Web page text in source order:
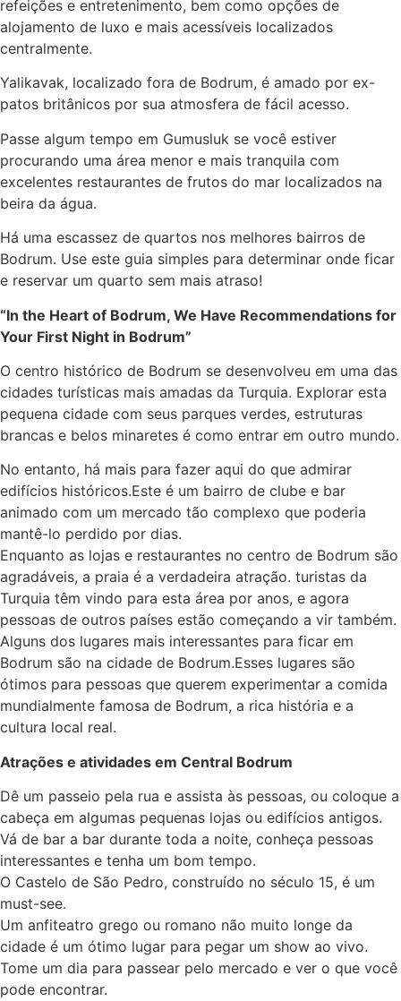
refeições e entretenimento, bem como opções de
alojamento de luxo e mais acessíveis localizados
centralmente.
Yalikavak, localizado fora de Bodrum, é amado por ex-
patos britânicos por sua atmosfera de fácil acesso.
Passe algum tempo em Gumusluk se você estiver
procurando uma área menor e mais tranquila com
excelentes restaurantes de frutos do mar localizados na
beira da água.
Há uma escassez de quartos nos melhores bairros de
Bodrum. Use este guia simples para determinar onde ficar
e reservar um quarto sem mais atraso!
“In the Heart of Bodrum, We Have Recommendations for
Your First Night in Bodrum”
O centro histórico de Bodrum se desenvolveu em uma das
cidades turísticas mais amadas da Turquia. Explorar esta
pequena cidade com seus parques verdes, estruturas
brancas e belos minaretes é como entrar em outro mundo.
No entanto, há mais para fazer aqui do que admirar
edifícios históricos.Este é um bairro de clube e bar
animado com um mercado tão complexo que poderia
mantê-lo perdido por dias.
Enquanto as lojas e restaurantes no centro de Bodrum são
agradáveis, a praia é a verdadeira atração. turistas da
Turquia têm vindo para esta área por anos, e agora
pessoas de outros países estão começando a vir também.
Alguns dos lugares mais interessantes para ficar em
Bodrum são na cidade de Bodrum.Esses lugares são
ótimos para pessoas que querem experimentar a comida
mundialmente famosa de Bodrum, a rica história e a
cultura local real.
Atrações e atividades em Central Bodrum
Dê um passeio pela rua e assista às pessoas, ou coloque a
cabeça em algumas pequenas lojas ou edifícios antigos.
Vá de bar a bar durante toda a noite, conheça pessoas
interessantes e tenha um bom tempo.
O Castelo de São Pedro, construído no século 15, é um
must-see.
Um anfiteatro grego ou romano não muito longe da
cidade é um ótimo lugar para pegar um show ao vivo.
Tome um dia para passear pelo mercado e ver o que você
pode encontrar.